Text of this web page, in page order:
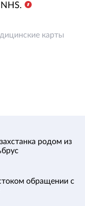
карты
родом из
обращении с